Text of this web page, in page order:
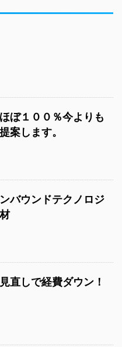
ぼ１００％今よりも
案します。
バウンドテクノロジ
直しで経費ダウン！